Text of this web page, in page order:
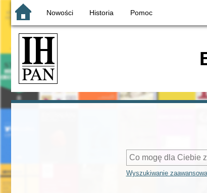
Nowości Historia Pomoc
Wyszukiwanie